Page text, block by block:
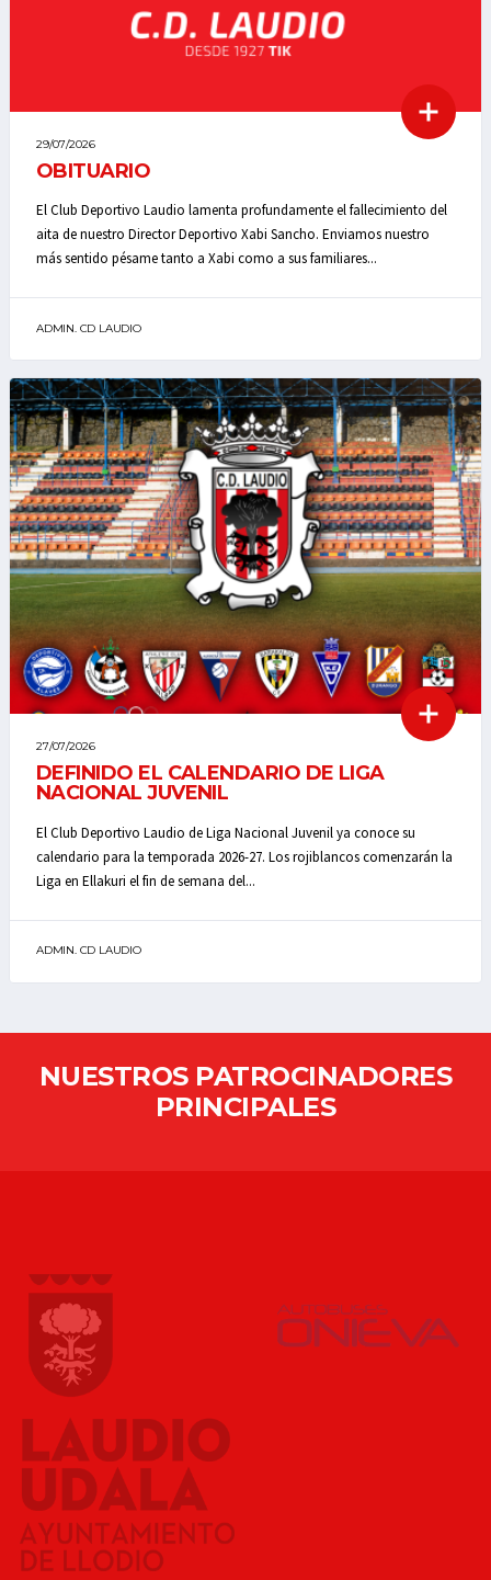
29/07/2026
OBITUARIO
El Club Deportivo Laudio lamenta profundamente el fallecimiento del
aita de nuestro Director Deportivo Xabi Sancho. Enviamos nuestro
más sentido pésame tanto a Xabi como a sus familiares...
ADMIN. CD LAUDIO
27/07/2026
DEFINIDO EL CALENDARIO DE LIGA
NACIONAL JUVENIL
El Club Deportivo Laudio de Liga Nacional Juvenil ya conoce su
calendario para la temporada 2026-27. Los rojiblancos comenzarán la
Liga en Ellakuri el fin de semana del...
ADMIN. CD LAUDIO
NUESTROS PATROCINADORES
PRINCIPALES